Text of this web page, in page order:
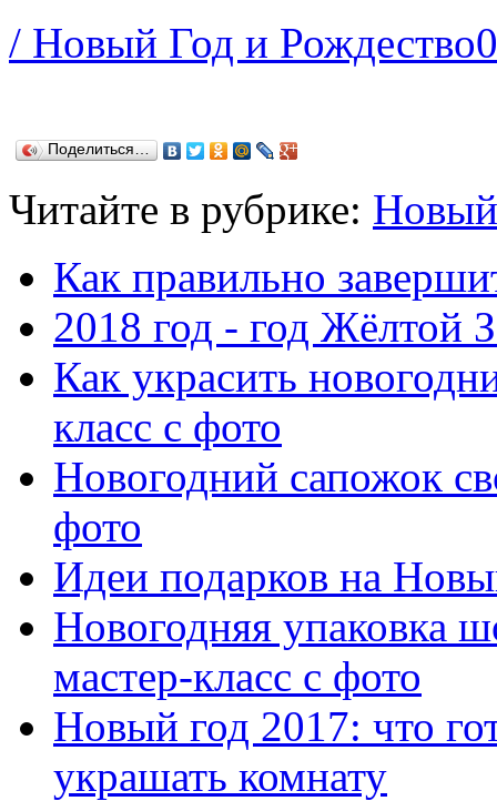
/ Новый Год и Рождество0
Поделиться…
Читайте в рубрике:
Как правильно
2018 год - год Жёлтой
Как украсить
класс с фото
Новогодний сапожок
фото
Идеи подарков на
Новогодняя упаковка
мастер-класс с фото
Новый год 2017: что
украшать комнату